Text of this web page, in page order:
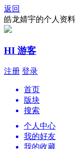
返回
皓龙婧宇的个人资料
HI 游客
注册 登录
首页
版块
搜索
个人中心
我的好友
我的收藏